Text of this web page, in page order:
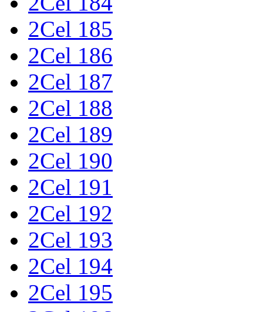
2Cel 185
2Cel 186
2Cel 187
2Cel 188
2Cel 189
2Cel 190
2Cel 191
2Cel 192
2Cel 193
2Cel 194
2Cel 195